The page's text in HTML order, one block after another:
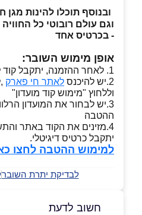
ובנוסף תוכלו להינות מגן
וגם עולם רובוטי כל
- בכרטיס אחד
אופן מימוש השובר:
1. לאחר ההזמנה, יתקבל קוד למייל ולטלפון הנייד
2.יש להיכנס
לאתר חי פארק
וללחוץ "מימוש קוד מועדון"
3.יש לבחור את המועדון
ההטבה
4.מזינים את הקוד באתר
יתקבל כרטיס דיגיטלי.
למימוש ההטבה לחצו
לבדיקת יתרת השובר
חשוב לדעת